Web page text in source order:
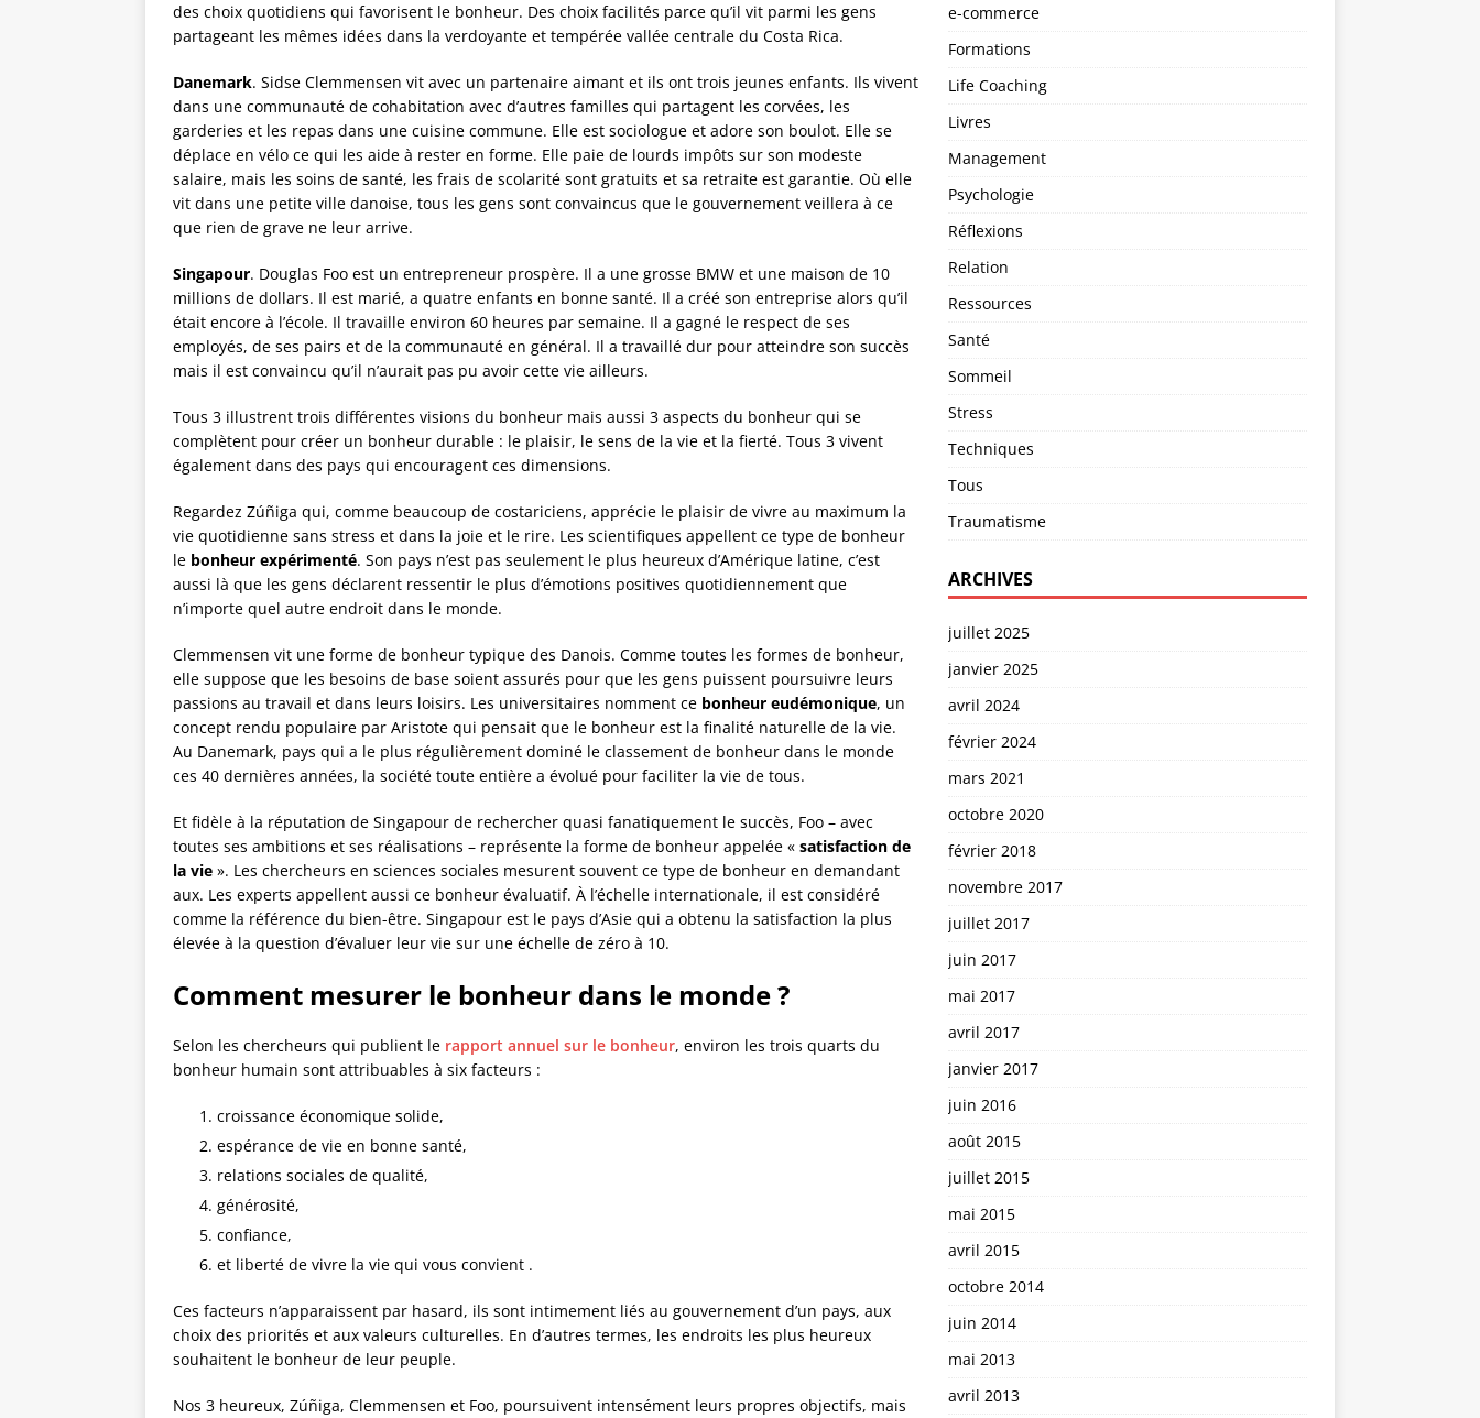
des choix quotidiens qui favorisent le bonheur. Des choix facilités parce qu’il vit parmi les gens
partageant les mêmes idées dans la verdoyante et tempérée vallée centrale du Costa Rica.
Danemark. Sidse Clemmensen vit avec un partenaire aimant et ils ont trois jeunes enfants. Ils vivent
dans une communauté de cohabitation avec d’autres familles qui partagent les corvées, les
garderies et les repas dans une cuisine commune. Elle est sociologue et adore son boulot. Elle se
déplace en vélo ce qui les aide à rester en forme. Elle paie de lourds impôts sur son modeste
salaire, mais les soins de santé, les frais de scolarité sont gratuits et sa retraite est garantie. Où elle
vit dans une petite ville danoise, tous les gens sont convaincus que le gouvernement veillera à ce
que rien de grave ne leur arrive.
Singapour. Douglas Foo est un entrepreneur prospère. Il a une grosse BMW et une maison de 10
millions de dollars. Il est marié, a quatre enfants en bonne santé. Il a créé son entreprise alors qu’il
était encore à l’école. Il travaille environ 60 heures par semaine. Il a gagné le respect de ses
employés, de ses pairs et de la communauté en général. Il a travaillé dur pour atteindre son succès
mais il est convaincu qu’il n’aurait pas pu avoir cette vie ailleurs.
Tous 3 illustrent trois différentes visions du bonheur mais aussi 3 aspects du bonheur qui se
complètent pour créer un bonheur durable : le plaisir, le sens de la vie et la fierté. Tous 3 vivent
également dans des pays qui encouragent ces dimensions.
Regardez Zúñiga qui, comme beaucoup de costariciens, apprécie le plaisir de vivre au maximum la
vie quotidienne sans stress et dans la joie et le rire. Les scientifiques appellent ce type de bonheur
le bonheur expérimenté. Son pays n’est pas seulement le plus heureux d’Amérique latine, c’est
aussi là que les gens déclarent ressentir le plus d’émotions positives quotidiennement que
n’importe quel autre endroit dans le monde.
Clemmensen vit une forme de bonheur typique des Danois. Comme toutes les formes de bonheur,
elle suppose que les besoins de base soient assurés pour que les gens puissent poursuivre leurs
passions au travail et dans leurs loisirs. Les universitaires nomment ce bonheur eudémonique, un
concept rendu populaire par Aristote qui pensait que le bonheur est la finalité naturelle de la vie.
Au Danemark, pays qui a le plus régulièrement dominé le classement de bonheur dans le monde
ces 40 dernières années, la société toute entière a évolué pour faciliter la vie de tous.
Et fidèle à la réputation de Singapour de rechercher quasi fanatiquement le succès, Foo – avec
toutes ses ambitions et ses réalisations – représente la forme de bonheur appelée « satisfaction de
la vie ». Les chercheurs en sciences sociales mesurent souvent ce type de bonheur en demandant
aux. Les experts appellent aussi ce bonheur évaluatif. À l’échelle internationale, il est considéré
comme la référence du bien-être. Singapour est le pays d’Asie qui a obtenu la satisfaction la plus
élevée à la question d’évaluer leur vie sur une échelle de zéro à 10.
Comment mesurer le bonheur dans le monde ?
Selon les chercheurs qui publient le rapport annuel sur le bonheur, environ les trois quarts du
bonheur humain sont attribuables à six facteurs :
croissance économique solide,
espérance de vie en bonne santé,
relations sociales de qualité,
générosité,
confiance,
et liberté de vivre la vie qui vous convient .
Ces facteurs n’apparaissent par hasard, ils sont intimement liés au gouvernement d’un pays, aux
choix des priorités et aux valeurs culturelles. En d’autres termes, les endroits les plus heureux
souhaitent le bonheur de leur peuple.
Nos 3 heureux, Zúñiga, Clemmensen et Foo, poursuivent intensément leurs propres objectifs, mais
e-commerce
Formations
Life Coaching
Livres
Management
Psychologie
Réflexions
Relation
Ressources
Santé
Sommeil
Stress
Techniques
Tous
Traumatisme
ARCHIVES
juillet 2025
janvier 2025
avril 2024
février 2024
mars 2021
octobre 2020
février 2018
novembre 2017
juillet 2017
juin 2017
mai 2017
avril 2017
janvier 2017
juin 2016
août 2015
juillet 2015
mai 2015
avril 2015
octobre 2014
juin 2014
mai 2013
avril 2013